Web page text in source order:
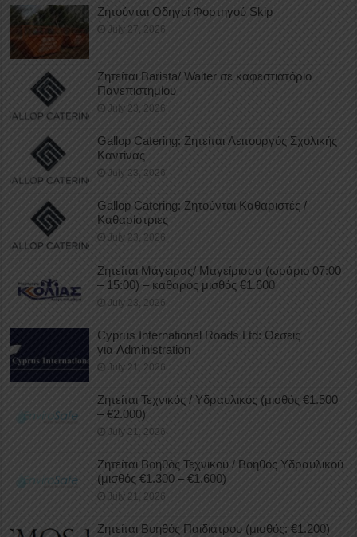
Ζητούνται Οδηγοί Φορτηγού Skip
July 27, 2026
Ζητείται Barista/ Waiter σε καφεστιατόριο
Πανεπιστημίου
July 23, 2026
Gallop Catering: Ζητείται Λειτουργός Σχολικής
Καντίνας
July 23, 2026
Gallop Catering: Ζητούνται Καθαριστές /
Καθαρίστριες
July 23, 2026
Ζητείται Μάγειρας/ Μαγείρισσα (ωράριο 07:00
– 15:00) – καθαρός μισθός €1.600
July 23, 2026
Cyprus International Roads Ltd: Θέσεις
για Administration
July 21, 2026
Ζητείται Τεχνικός / Υδραυλικός (μισθός €1.500
– €2.000)
July 21, 2026
Ζητείται Βοηθός Τεχνικού / Βοηθός Υδραυλικού
(μισθός €1.300 – €1.600)
July 21, 2026
Ζητείται Βοηθός Παιδιάτρου (μισθός: €1.200)